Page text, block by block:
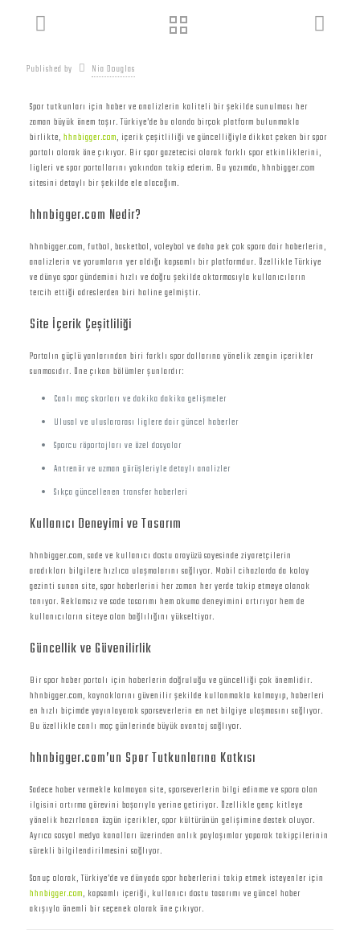
Published by Nia Douglas
Spor tutkunları için haber ve analizlerin kaliteli bir şekilde sunulması her
zaman büyük önem taşır. Türkiye’de bu alanda birçok platform bulunmakla
birlikte, hhnbigger.com, içerik çeşitliliği ve güncelliğiyle dikkat çeken bir spor
portalı olarak öne çıkıyor. Bir spor gazetecisi olarak farklı spor etkinliklerini,
ligleri ve spor portallarını yakından takip ederim. Bu yazımda, hhnbigger.com
sitesini detaylı bir şekilde ele alacağım.
hhnbigger.com Nedir?
hhnbigger.com, futbol, basketbol, voleybol ve daha pek çok spora dair haberlerin,
analizlerin ve yorumların yer aldığı kapsamlı bir platformdur. Özellikle Türkiye
ve dünya spor gündemini hızlı ve doğru şekilde aktarmasıyla kullanıcıların
tercih ettiği adreslerden biri haline gelmiştir.
Site İçerik Çeşitliliği
Portalın güçlü yanlarından biri farklı spor dallarına yönelik zengin içerikler
sunmasıdır. Öne çıkan bölümler şunlardır:
Canlı maç skorları ve dakika dakika gelişmeler
Ulusal ve uluslararası liglere dair güncel haberler
Sporcu röportajları ve özel dosyalar
Antrenör ve uzman görüşleriyle detaylı analizler
Sıkça güncellenen transfer haberleri
Kullanıcı Deneyimi ve Tasarım
hhnbigger.com, sade ve kullanıcı dostu arayüzü sayesinde ziyaretçilerin
aradıkları bilgilere hızlıca ulaşmalarını sağlıyor. Mobil cihazlarda da kolay
gezinti sunan site, spor haberlerini her zaman her yerde takip etmeye olanak
tanıyor. Reklamsız ve sade tasarımı hem okuma deneyimini artırıyor hem de
kullanıcıların siteye olan bağlılığını yükseltiyor.
Güncellik ve Güvenilirlik
Bir spor haber portalı için haberlerin doğruluğu ve güncelliği çok önemlidir.
hhnbigger.com, kaynaklarını güvenilir şekilde kullanmakla kalmayıp, haberleri
en hızlı biçimde yayınlayarak sporseverlerin en net bilgiye ulaşmasını sağlıyor.
Bu özellikle canlı maç günlerinde büyük avantaj sağlıyor.
hhnbigger.com’un Spor Tutkunlarına Katkısı
Sadece haber vermekle kalmayan site, sporseverlerin bilgi edinme ve spora olan
ilgisini artırma görevini başarıyla yerine getiriyor. Özellikle genç kitleye
yönelik hazırlanan özgün içerikler, spor kültürünün gelişimine destek oluyor.
Ayrıca sosyal medya kanalları üzerinden anlık paylaşımlar yaparak takipçilerinin
sürekli bilgilendirilmesini sağlıyor.
Sonuç olarak, Türkiye’de ve dünyada spor haberlerini takip etmek isteyenler için
hhnbigger.com, kapsamlı içeriği, kullanıcı dostu tasarımı ve güncel haber
akışıyla önemli bir seçenek olarak öne çıkıyor.